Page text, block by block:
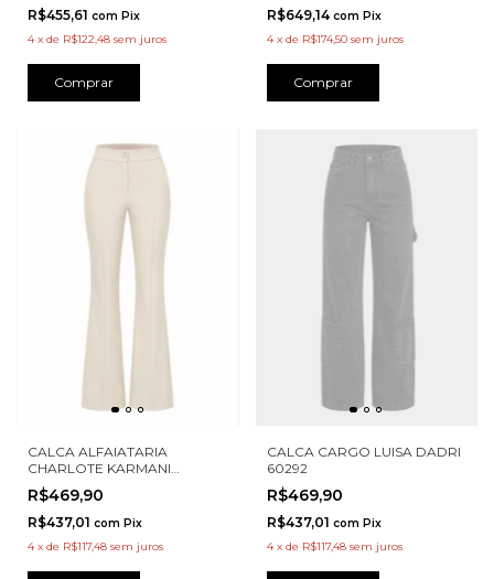
R$455,61 com Pix
4 x de R$122,48 sem juros
Comprar
R$649,14 com Pix
4 x de R$174,50 sem juros
Comprar
CALCA ALFAIATARIA
CHARLOTE KARMANI
A00040
R$469,90
R$437,01 com Pix
4 x de R$117,48 sem juros
CALCA CARGO LUISA DADRI
60292
R$469,90
R$437,01 com Pix
4 x de R$117,48 sem juros